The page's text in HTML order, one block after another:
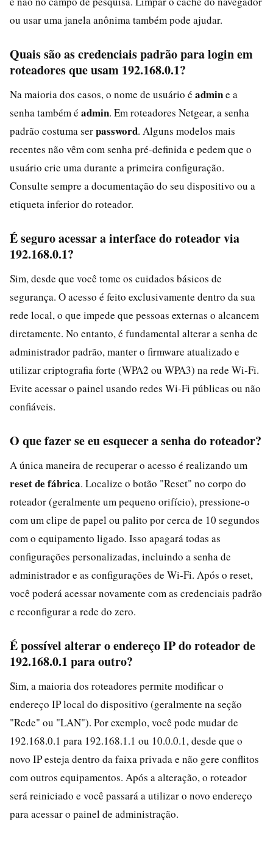
ou usar uma janela anônima também pode ajudar.
Quais são as credenciais padrão para login em
roteadores que usam 192.168.0.1?
Na maioria dos casos, o nome de usuário é admine a
senha também é admin. Em roteadores Netgear, a senha
padrão costuma serpassword. Alguns modelos mais
recentes não vêm com senha pré-definida e pedem que o
usuário crie uma durante a primeira configuração.
Consulte sempre a documentação do seu dispositivo ou a
etiqueta inferior do roteador.
É seguro acessar a interface do roteador via
192.168.0.1?
Sim, desde que você tome os cuidados básicos de
segurança. O acesso é feito exclusivamente dentro da sua
rede local, o que impede que pessoas externas o alcancem
diretamente. No entanto, é fundamental alterar a senha de
administrador padrão, manter o firmware atualizado e
utilizar criptografia forte (WPA2 ou WPA3) na rede Wi‑Fi.
Evite acessar o painel usando redes Wi‑Fi públicas ou não
confiáveis.
O que fazer se eu esquecer a senha do roteador?
A única maneira de recuperar o acesso é realizando um
reset de fábrica. Localize o botão "Reset" no corpo do
roteador (geralmente um pequeno orifício), pressione-o
com um clipe de papel ou palito por cerca de 10 segundos
com o equipamento ligado. Isso apagará todas as
configurações personalizadas, incluindo a senha de
administrador e as configurações de Wi‑Fi. Após o reset,
você poderá acessar novamente com as credenciais padrão
e reconfigurar a rede do zero.
É possível alterar o endereço IP do roteador de
192.168.0.1 para outro?
Sim, a maioria dos roteadores permite modificar o
endereço IP local do dispositivo (geralmente na seção
"Rede" ou "LAN"). Por exemplo, você pode mudar de
192.168.0.1 para 192.168.1.1 ou 10.0.0.1, desde que o
novo IP esteja dentro da faixa privada e não gere conflitos
com outros equipamentos. Após a alteração, o roteador
será reiniciado e você passará a utilizar o novo endereço
para acessar o painel de administração.